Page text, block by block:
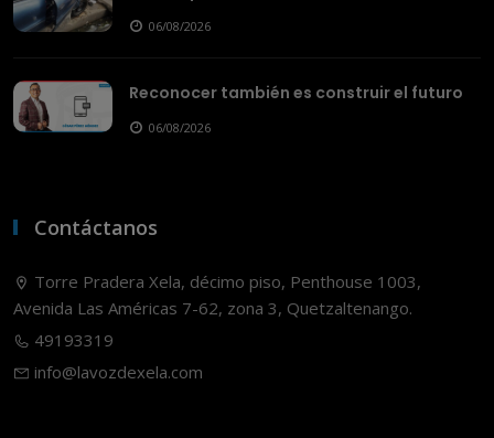
06/08/2026
Reconocer también es construir el futuro
06/08/2026
Contáctanos
Torre Pradera Xela, décimo piso, Penthouse 1003,
Avenida Las Américas 7-62, zona 3, Quetzaltenango.
49193319
info@lavozdexela.com